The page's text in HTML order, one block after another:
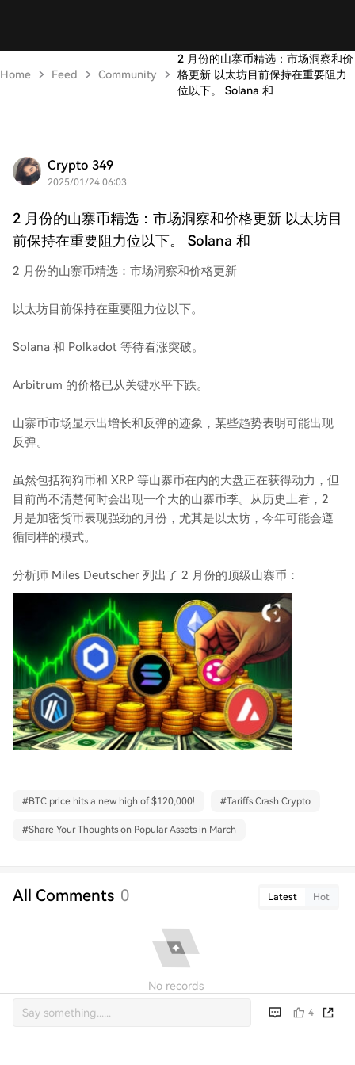
Home Feed Community
2 月份的山寨币精选：市场洞察和价
格更新 以太坊目前保持在重要阻力
位以下。 Solana 和
Crypto 349
2025/01/24 06:03
2 月份的山寨币精选：市场洞察和价格更新 以太坊目
前保持在重要阻力位以下。 Solana 和
2 月份的山寨币精选：市场洞察和价格更新
以太坊目前保持在重要阻力位以下。
Solana 和 Polkadot 等待看涨突破。
Arbitrum 的价格已从关键水平下跌。
山寨币市场显示出增长和反弹的迹象，某些趋势表明可能出现
反弹。
虽然包括狗狗币和 XRP 等山寨币在内的大盘正在获得动力，但
目前尚不清楚何时会出现一个大的山寨币季。从历史上看，2
月是加密货币表现强劲的月份，尤其是以太坊，今年可能会遵
循同样的模式。
分析师 Miles Deutscher 列出了 2 月份的顶级山寨币：
#BTC price hits a new high of $120,000! #Tariffs Crash Crypto
#Share Your Thoughts on Popular Assets in March
All Comments 0 Latest Hot
No records
4